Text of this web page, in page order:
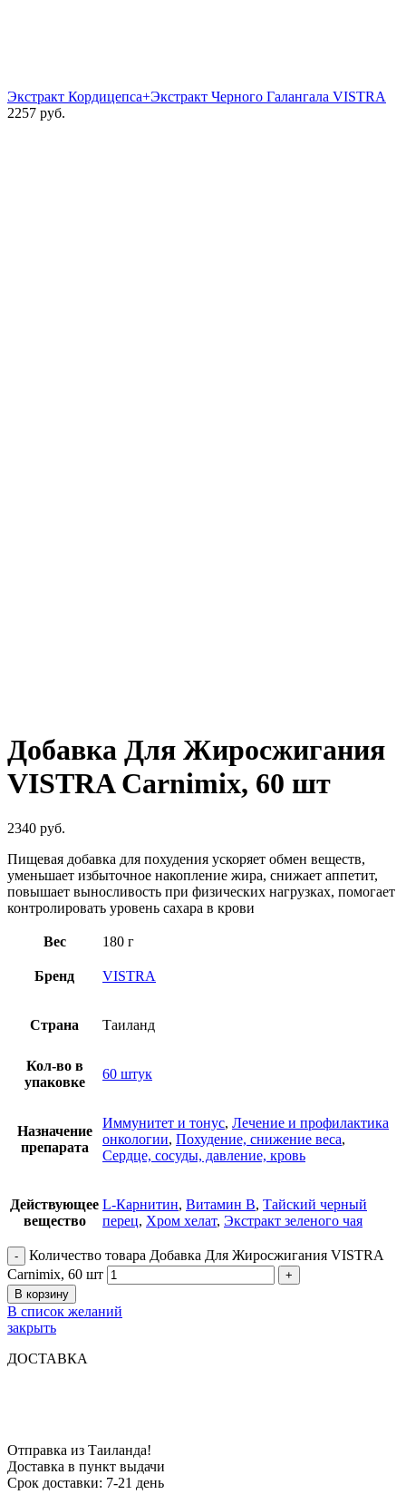
Экстракт Кордицепса+Экстракт Черного Галангала VISTRA
2257 руб.
Добавка Для Жиросжигания
VISTRA Carnimix, 60 шт
2340 руб.
Пищевая добавка для похудения ускоряет обмен веществ,
уменьшает избыточное накопление жира, снижает аппетит,
повышает выносливость при физических нагрузках, помогает
контролировать уровень сахара в крови
Вес 180 г
Бренд VISTRA
Страна Таиланд
Кол-во в
упаковке
60 штук
Назначение
препарата
Иммунитет и тонус, Лечение и профилактика
онкологии, Похудение, снижение веса,
Сердце, сосуды, давление, кровь
Действующее
вещество
L-Карнитин, Витамин B, Тайский черный
перец, Хром хелат, Экстракт зеленого чая
Количество товара Добавка Для Жиросжигания VISTRA
Carnimix, 60 шт
В корзину
В список желаний
закрыть
ДОСТАВКА
Отправка из Таиланда!
Доставка в пункт выдачи
Срок доставки: 7-21 день